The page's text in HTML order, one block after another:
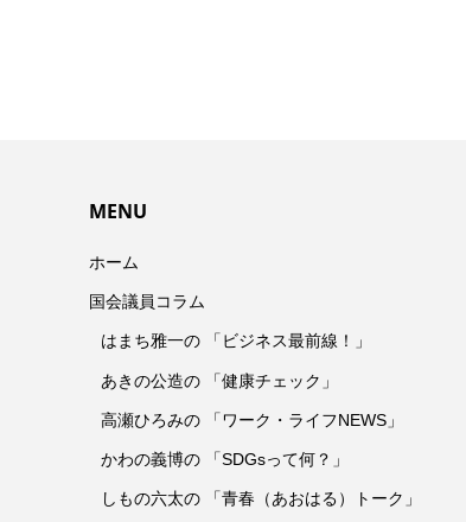
MENU
ホーム
国会議員コラム
はまち雅一の 「ビジネス最前線！」
あきの公造の 「健康チェック」
高瀬ひろみの 「ワーク・ライフNEWS」
かわの義博の 「SDGsって何？」
しもの六太の 「青春（あおはる）トーク」